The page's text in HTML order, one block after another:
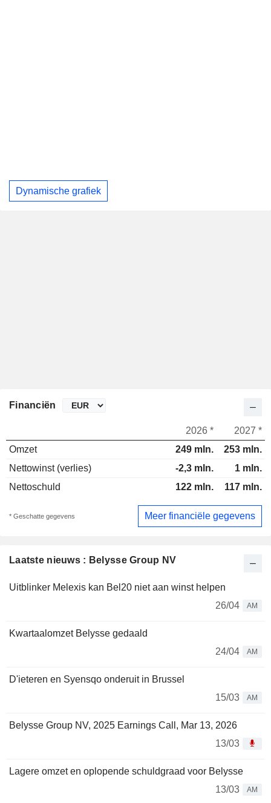
Dynamische grafiek
Laatste nieuws : Belysse Group NV
Uitblinker Melexis kan Bel20 niet aan winst helpen
26/04
AM
Kwartaalomzet Belysse gedaald
24/04
AM
D'ieteren en Syensqo onderuit in Brussel
15/03
AM
Belysse Group NV, 2025 Earnings Call, Mar 13, 2026
13/03
Lagere omzet en oplopende schuldgraad voor Belysse
13/03
AM
Financiën
2026 *
2027 *
Omzet
249 mln.
253 mln.
Nettowinst (verlies)
-2,3 mln.
1 mln.
Nettoschuld
122 mln. 117 mln.
* Geschatte gegevens Meer financiële gegevens